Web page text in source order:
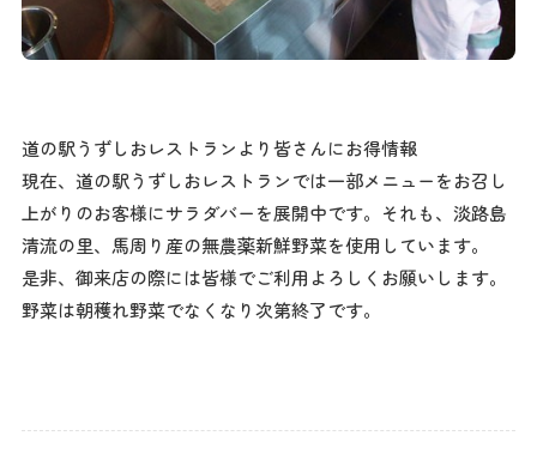
道の駅うずしおレストランより皆さんにお得情報
現在、道の駅うずしおレストランでは一部メニューをお召し
上がりのお客様にサラダバーを展開中です。それも、淡路島
清流の里、馬周り産の無農薬新鮮野菜を使用しています。
是非、御来店の際には皆様でご利用よろしくお願いします。
野菜は朝穫れ野菜でなくなり次第終了です。